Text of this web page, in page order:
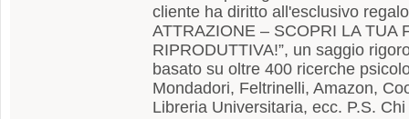
cliente ha diritto all'esclusivo
ATTRAZIONE – SCOPRI LA TUA
RIPRODUTTIVA!”, un saggio
basato su oltre 400 ricerche
Mondadori, Feltrinelli, Amazon,
Libreria Universitaria, ecc. P.S.